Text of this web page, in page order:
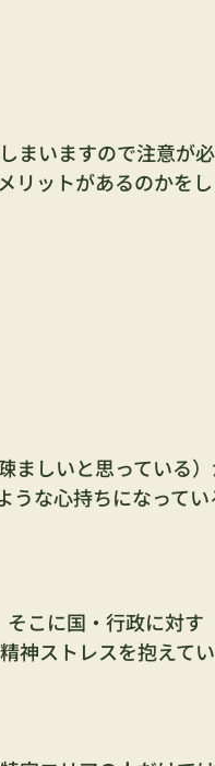
まいますので注意が必
リットがあるのかをし
ましいと思っている
うな心持ちになってい
こに国・行政に対す
神ストレスを抱えてい